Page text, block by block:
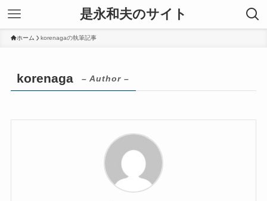
是永和夫のサイト
ホーム korenagaの執筆記事
korenaga – Author –